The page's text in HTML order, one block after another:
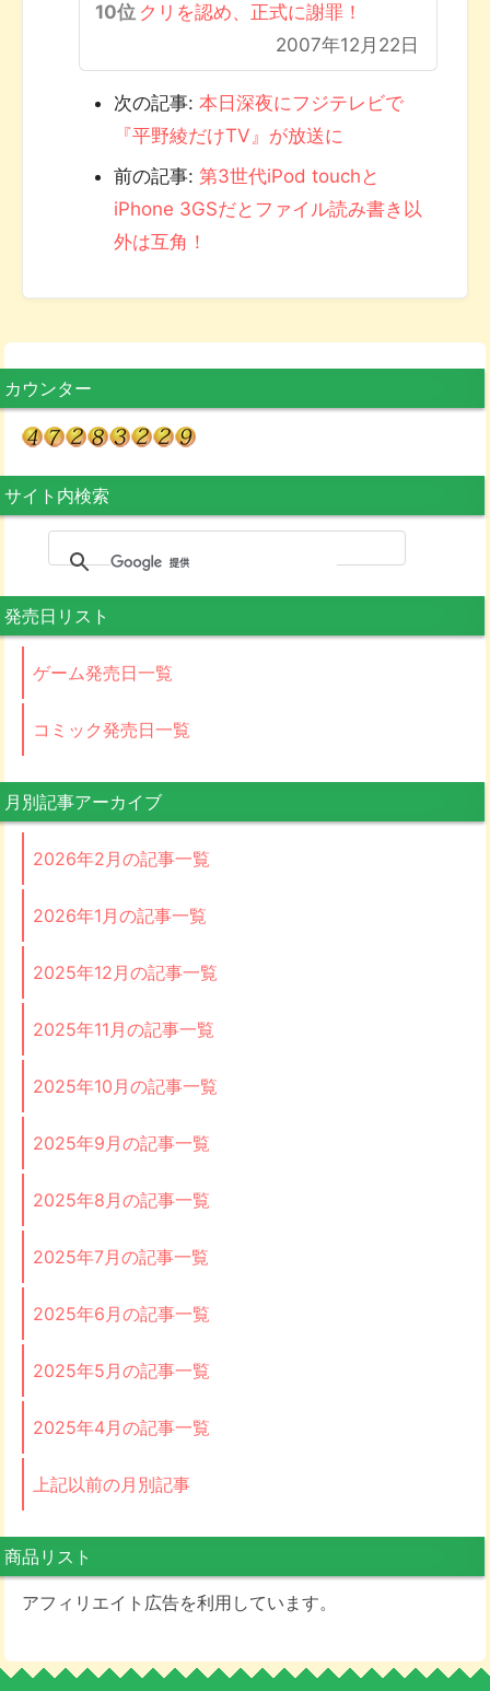
クリを認め、正式に謝罪！
2007年12月22日
次の記事: 本日深夜にフジテレビで
『平野綾だけTV』が放送に
前の記事: 第3世代iPod touchと
iPhone 3GSだとファイル読み書き以
外は互角！
カウンター
サイト内検索
発売日リスト
ゲーム発売日一覧
コミック発売日一覧
月別記事アーカイブ
2026年2月の記事一覧
2026年1月の記事一覧
2025年12月の記事一覧
2025年11月の記事一覧
2025年10月の記事一覧
2025年9月の記事一覧
2025年8月の記事一覧
2025年7月の記事一覧
2025年6月の記事一覧
2025年5月の記事一覧
2025年4月の記事一覧
上記以前の月別記事
商品リスト
アフィリエイト広告を利用しています。